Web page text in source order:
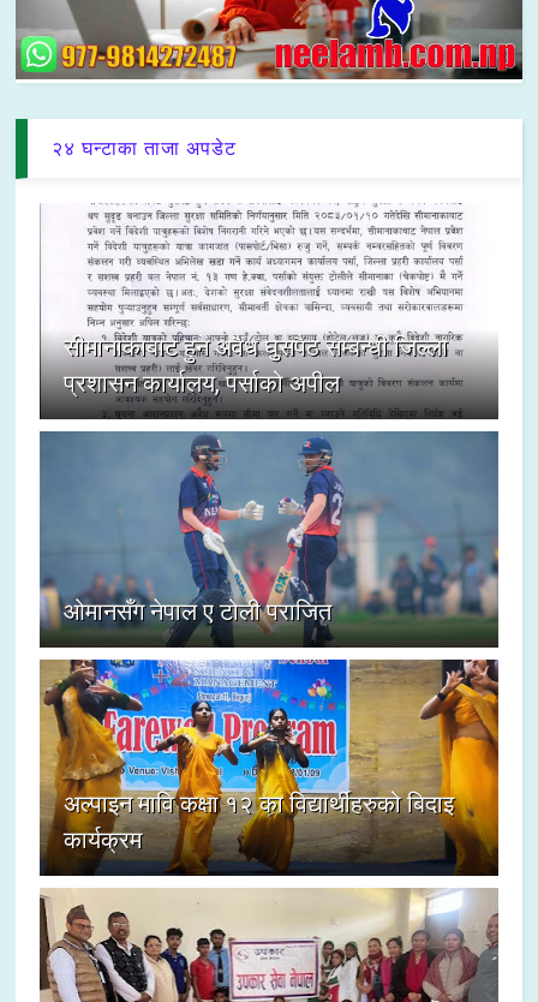
२४ घन्टाका ताजा अपडेट
सीमानाकाबाट हुने अवैध घुसपैठ सम्बन्धी जिल्ला
प्रशासन कार्यालय, पर्साको अपील
ओमानसँग नेपाल ए टोली पराजित
अल्पाइन मावि कक्षा १२ का विद्यार्थीहरुको बिदाइ
कार्यक्रम